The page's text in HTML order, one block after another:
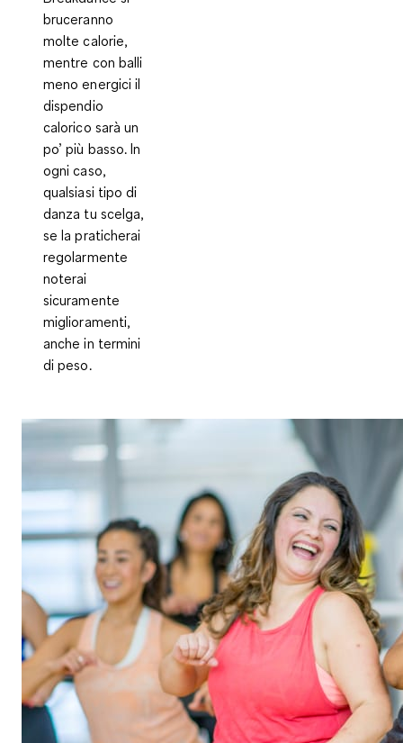
bruceranno
molte calorie,
mentre con balli
meno energici il
dispendio
calorico sarà un
po’ più basso. In
ogni caso,
qualsiasi tipo di
danza tu scelga,
se la praticherai
regolarmente
noterai
sicuramente
miglioramenti,
anche in termini
di peso.